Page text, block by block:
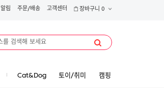
알림 주문/배송 고객센터 장바구니 0
Cat&Dog 토이/취미 캠핑